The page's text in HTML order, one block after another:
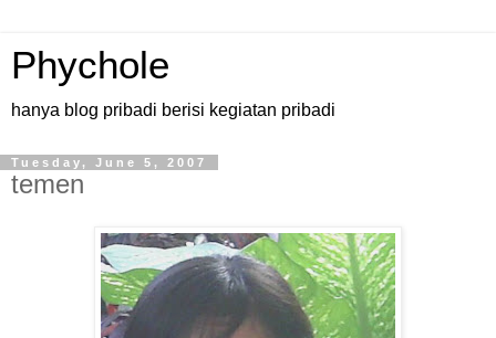
Phychole
hanya blog pribadi berisi kegiatan pribadi
Tuesday, June 5, 2007
temen